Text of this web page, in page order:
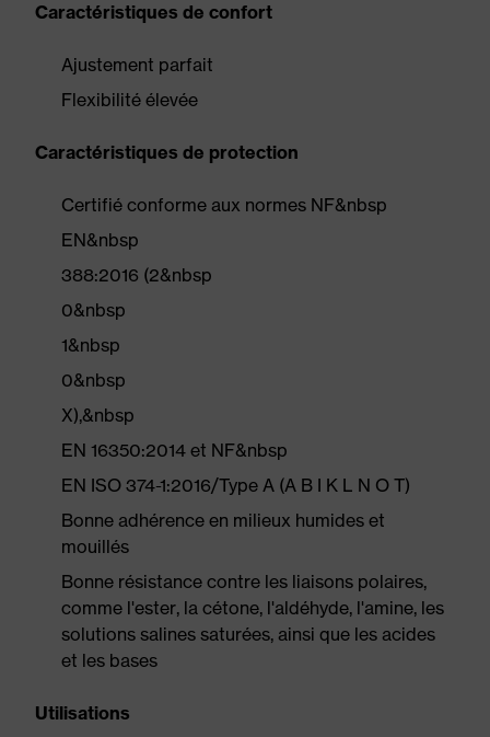
Caractéristiques de confort
Ajustement parfait
Flexibilité élevée
Caractéristiques de protection
Certifié conforme aux normes NF&nbsp
EN&nbsp
388:2016 (2&nbsp
0&nbsp
1&nbsp
0&nbsp
X),&nbsp
EN 16350:2014 et NF&nbsp
EN ISO 374-1:2016/Type A (A B I K L N O T)
Bonne adhérence en milieux humides et
mouillés
Bonne résistance contre les liaisons polaires,
comme l'ester, la cétone, l'aldéhyde, l'amine, les
solutions salines saturées, ainsi que les acides
et les bases
Utilisations